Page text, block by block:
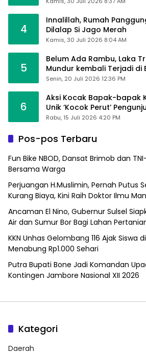
4
Innalillah, Rumah
Dilalap Si Jago Merah
Kamis, 30 Juli 2026 8:04 AM
5
Belum Ada Rambu, Laka
Mundur kembali Terjadi di
Sumpallabbu
Senin, 20 Juli 2026 12:36 PM
6
Aksi Kocak Bapak-bapak
Unik ‘Kocok Perut’
Alfamart, Ngaku Aktifkan
Rabu, 15 Juli 2026 4:20 PM
Pos-pos Terbaru
Fun Bike NBOD, Dansat Brimob dan
Bersama Warga
Perjuangan H.Muslimin, Pernah Putus
Kurang Biaya, Kini Raih Doktor Ilmu
Ancaman El Nino, Gubernur Sulsel
Air dan Sumur Bor Bagi Lahan
KKN Unhas Gelombang 116 Ajak Siswa
Menabung Rp1.000 Sehari
Putra Bupati Bone Jadi Komandan
Kontingen Jambore Nasional XII 2026
Kategori
Daerah